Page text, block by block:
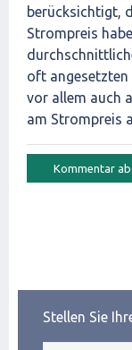
berücksichtigt,
Strompreis
oft angesetzten
vor allem auch
am Strompreis
Stellen Sie